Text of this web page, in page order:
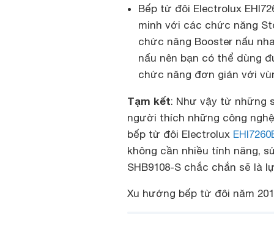
Bếp từ đôi Electrolux
minh với các chức năng
chức năng Booster nấu
nấu nên bạn có thể dùng
chức năng đơn giản với
Tạm kết: Như vậy từ những
người thích những công
bếp từ đôi Electrolux
không cần nhiều tính năng,
SHB9108-S chắc chắn sẽ là
Xu hướng bếp từ đôi năm